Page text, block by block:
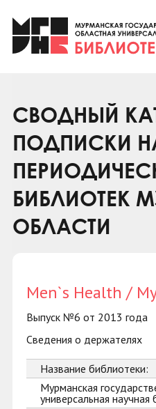
Клуб «Гиря и
Клуб «Семейный
Коллегам
Контакты
СВОДНЫЙ
ПОДПИСКИ
БИБЛИОТЕК
ОБЛАСТИ
Men`s Health /
Выпуск №6 от 2013 года
Сведения о держателях
Название библиотеки:
Мурманская
универсальная научная